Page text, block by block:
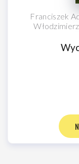
Franciszek